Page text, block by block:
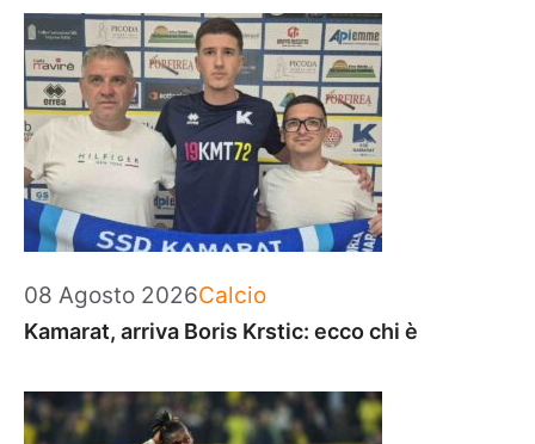
08 Agosto 2026Categorie
Calcio
Kamarat, arriva Boris Krstic: ecco chi è